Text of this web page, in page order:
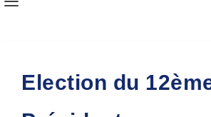
Election du